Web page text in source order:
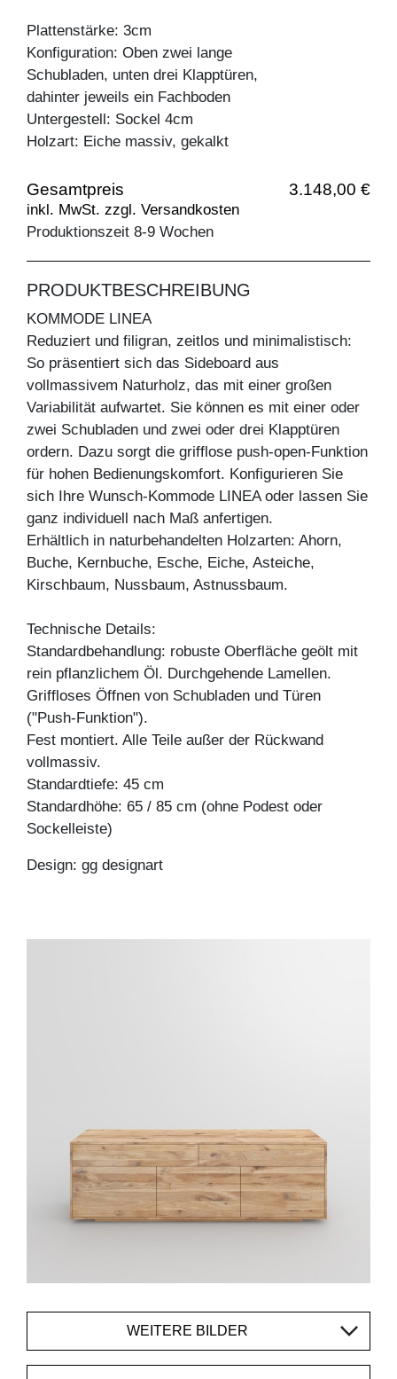
Plattenstärke: 3cm
Konfiguration: Oben zwei lange
Schubladen, unten drei Klapptüren,
dahinter jeweils ein Fachboden
Untergestell: Sockel 4cm
Holzart: Eiche massiv, gekalkt
Gesamtpreis 3.148,00 €
inkl. MwSt. zzgl. Versandkosten
Produktionszeit 8-9 Wochen
PRODUKTBESCHREIBUNG
KOMMODE LINEA
Reduziert und filigran, zeitlos und minimalistisch:
So präsentiert sich das Sideboard aus
vollmassivem Naturholz, das mit einer großen
Variabilität aufwartet. Sie können es mit einer oder
zwei Schubladen und zwei oder drei Klapptüren
ordern. Dazu sorgt die grifflose push-open-Funktion
für hohen Bedienungskomfort. Konfigurieren Sie
sich Ihre Wunsch-Kommode LINEA oder lassen Sie
ganz individuell nach Maß anfertigen.
Erhältlich in naturbehandelten Holzarten: Ahorn,
Buche, Kernbuche, Esche, Eiche, Asteiche,
Kirschbaum, Nussbaum, Astnussbaum.
Technische Details:
Standardbehandlung: robuste Oberfläche geölt mit
rein pflanzlichem Öl. Durchgehende Lamellen.
Griffloses Öffnen von Schubladen und Türen
("Push-Funktion").
Fest montiert. Alle Teile außer der Rückwand
vollmassiv.
Standardtiefe: 45 cm
Standardhöhe: 65 / 85 cm (ohne Podest oder
Sockelleiste)
Design: gg designart
WEITERE BILDER